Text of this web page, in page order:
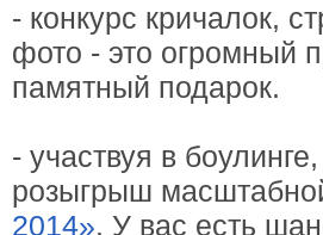
- конкурс кричалок,
фото - это огромный
памятный подарок.
- участвуя в
розыгрыш
2014». У вас есть